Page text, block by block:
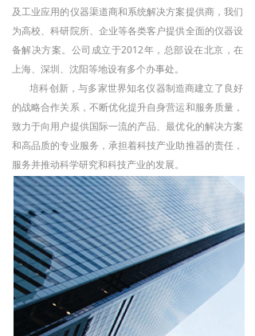
及工业应用的仪器渠道商和系统解决方案提供商，我们
为高校、科研院所、企业等各类客户提供全面的仪器设
备解决方案。公司成立于2012年，总部设在北京，在
上海、深圳、沈阳等地设有多个办事处。
培科创新，与多家世界知名仪器制造商建立了良好
的战略合作关系，不断优化提升自身营运和服务质量，
致力于向用户提供国际一流的产品、最优化的解决方案
和高品质的专业服务，承担着科技产业助推器的责任，
服务并推动科学研究和科技产业的发展。